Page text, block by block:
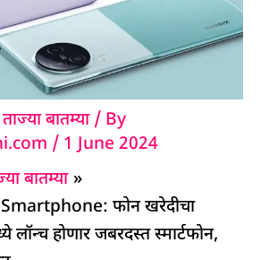
ताज्या बातम्या/ By
/ 1 June 2024
बातम्या
फोन खरेदीचा
लॉन्च होणार जबरदस्त स्मार्टफोन,